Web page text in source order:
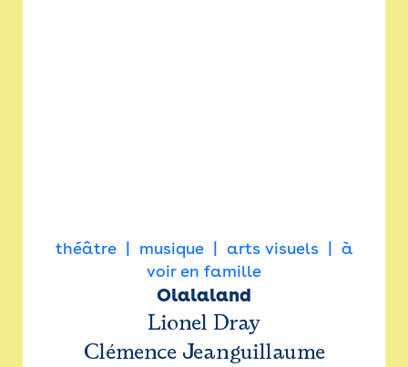
théâtre musique arts visuels
à
voir en famille
Olalaland
Lionel Dray
Clémence Jeanguillaume